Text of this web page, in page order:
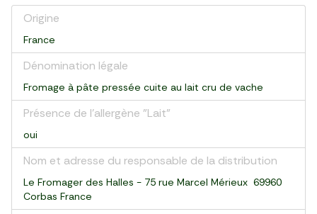
Origine
France
Dénomination légale
Fromage à pâte pressée cuite au lait cru de vache
Présence de l'allergène "Lait"
oui
Nom et adresse du responsable de la distribution
Le Fromager des Halles - 75 rue Marcel Mérieux 69960
Corbas France